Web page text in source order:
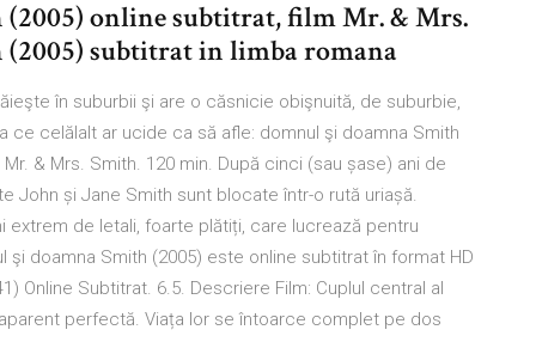
online subtitrat, film Mr. & Mrs.
subtitrat in limba romana
în suburbii şi are o căsnicie obişnuită, de suburbie,
celălalt ar ucide ca să afle: domnul şi doamna Smith
& Mrs. Smith. 120 min. După cinci (sau șase) ani de
John și Jane Smith sunt blocate într-o rută uriașă.
extrem de letali, foarte plătiți, care lucrează pentru
şi doamna Smith (2005) este online subtitrat în format HD
Online Subtitrat. 6.5. Descriere Film: Cuplul central al
perfectă. Viața lor se întoarce complet pe dos